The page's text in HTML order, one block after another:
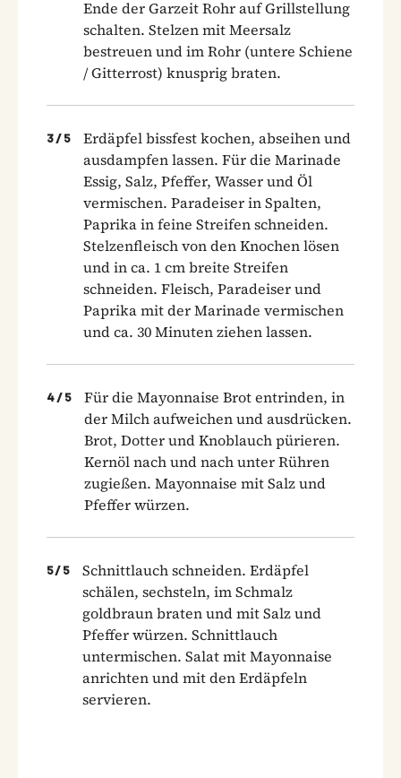
Ende der Garzeit Rohr auf Grillstellung
schalten. Stelzen mit Meersalz
bestreuen und im Rohr (untere Schiene
/ Gitterrost) knusprig braten.
3 / 5
Erdäpfel bissfest kochen, abseihen und
ausdampfen lassen. Für die Marinade
Essig, Salz, Pfeffer, Wasser und Öl
vermischen. Paradeiser in Spalten,
Paprika in feine Streifen schneiden.
Stelzenfleisch von den Knochen lösen
und in ca. 1 cm breite Streifen
schneiden. Fleisch, Paradeiser und
Paprika mit der Marinade vermischen
und ca. 30 Minuten ziehen lassen.
4 / 5
Für die Mayonnaise Brot entrinden, in
der Milch aufweichen und ausdrücken.
Brot, Dotter und Knoblauch pürieren.
Kernöl nach und nach unter Rühren
zugießen. Mayonnaise mit Salz und
Pfeffer würzen.
5/ 5
Schnittlauch schneiden. Erdäpfel
schälen, sechsteln, im Schmalz
goldbraun braten und mit Salz und
Pfeffer würzen. Schnittlauch
untermischen. Salat mit Mayonnaise
anrichten und mit den Erdäpfeln
servieren.